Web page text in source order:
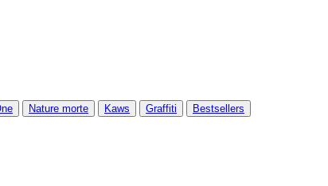
Nature morte Kaws Graffiti Bestsellers